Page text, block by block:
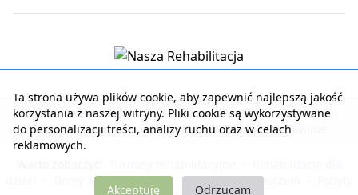
Strona główna | Kontakt z serwisem | Reklama w serwisie
Regulamin serwisu | Polityka prywatności | Logowanie
Domy Seniora i Opieki - Noclegi nad morzem
Ta strona używa plików cookie, aby zapewnić najlepszą jakość
korzystania z naszej witryny. Pliki cookie są wykorzystywane
do personalizacji treści, analizy ruchu oraz w celach
reklamowych.
Akceptuję Odrzucam